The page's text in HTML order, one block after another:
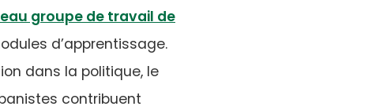
groupe de travail de
d’apprentissage.
dans la politique, le
contribuent